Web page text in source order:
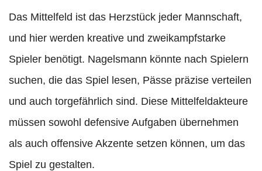
Das Mittelfeld ist das Herzstück jeder Mannschaft,
und hier werden kreative und zweikampfstarke
Spieler benötigt. Nagelsmann könnte nach Spielern
suchen, die das Spiel lesen, Pässe präzise verteilen
und auch torgefährlich sind. Diese Mittelfeldakteure
müssen sowohl defensive Aufgaben übernehmen
als auch offensive Akzente setzen können, um das
Spiel zu gestalten.